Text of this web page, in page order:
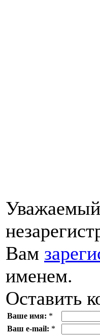
Вам
именем.
Оставить
Ваше имя: *
Ваш e-mail: *